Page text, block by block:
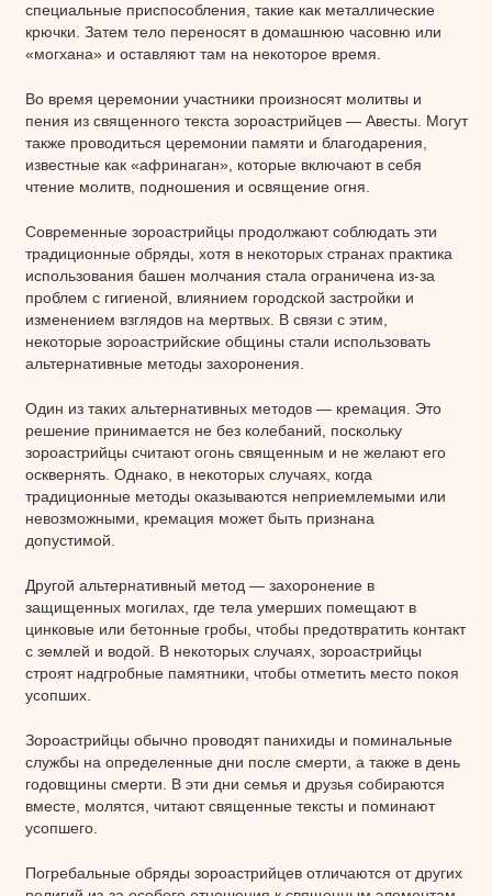
специальные приспособления, такие как металлические
крючки. Затем тело переносят в домашнюю часовню или
«могхана» и оставляют там на некоторое время.
Во время церемонии участники произносят молитвы и
пения из священного текста зороастрийцев — Авесты. Могут
также проводиться церемонии памяти и благодарения,
известные как «афринаган», которые включают в себя
чтение молитв, подношения и освящение огня.
Современные зороастрийцы продолжают соблюдать эти
традиционные обряды, хотя в некоторых странах практика
использования башен молчания стала ограничена из-за
проблем с гигиеной, влиянием городской застройки и
изменением взглядов на мертвых. В связи с этим,
некоторые зороастрийские общины стали использовать
альтернативные методы захоронения.
Один из таких альтернативных методов — кремация. Это
решение принимается не без колебаний, поскольку
зороастрийцы считают огонь священным и не желают его
осквернять. Однако, в некоторых случаях, когда
традиционные методы оказываются неприемлемыми или
невозможными, кремация может быть признана
допустимой.
Другой альтернативный метод — захоронение в
защищенных могилах, где тела умерших помещают в
цинковые или бетонные гробы, чтобы предотвратить контакт
с землей и водой. В некоторых случаях, зороастрийцы
строят надгробные памятники, чтобы отметить место покоя
усопших.
Зороастрийцы обычно проводят панихиды и поминальные
службы на определенные дни после смерти, а также в день
годовщины смерти. В эти дни семья и друзья собираются
вместе, молятся, читают священные тексты и поминают
усопшего.
Погребальные обряды зороастрийцев отличаются от других